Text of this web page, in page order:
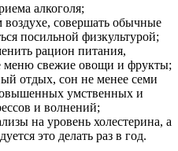
алкоголя;
совершать обычные
посильной физкультурой;
рацион питания,
меню свежие овощи и фрукты;
отдых, сон не менее семи
умственных и
и волнений;
на уровень холестерина, а
это делать раз в год.